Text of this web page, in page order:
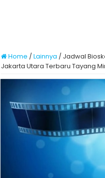
Home /Lainnya / Jadwal
Jakarta Utara Terbaru Tayang